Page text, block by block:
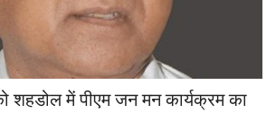
शहडोल में पीएम जन मन कार्यक्रम का